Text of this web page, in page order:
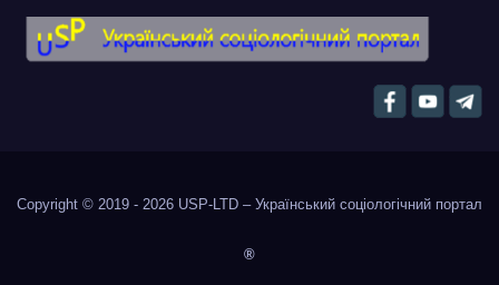
Copyright © 2019 - 2026 USP-LTD – Український соціологічний портал
®